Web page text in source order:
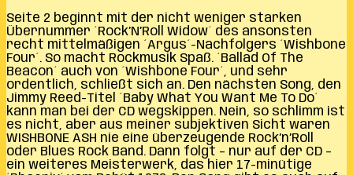
Seite 2 beginnt mit der nicht weniger starken
Übernummer ´Rock’N’Roll Widow´ des ansonsten
recht mittelmäßigen ´Argus´-Nachfolgers ´Wishbone
Four´. So macht Rockmusik Spaß. ´Ballad Of The
Beacon´ auch von ´Wishbone Four´, und sehr
ordentlich, schließt sich an. Den nächsten Song, den
Jimmy Reed-Titel ´Baby What You Want Me To Do´
kann man bei der CD wegskippen. Nein, so schlimm ist
es nicht, aber aus meiner subjektiven Sicht waren
WISHBONE ASH nie eine überzeugende Rock’n’Roll
oder Blues Rock Band. Dann folgt – nur auf der CD –
ein weiteres Meisterwerk, das hier 17-minütige